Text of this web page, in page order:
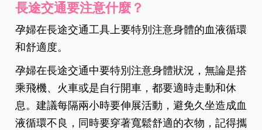
長途交通要注意什麼？
孕婦在長途交通工具上要特別注意身體的血液循環
和舒適度。
孕婦在長途交通中要特別注意身體狀況，無論是搭
乘飛機、火車或是自行開車，都要適時走動和休
息。建議每隔兩小時要伸展活動，避免久坐造成血
液循環不良，同時要穿著寬鬆舒適的衣物，記得攜